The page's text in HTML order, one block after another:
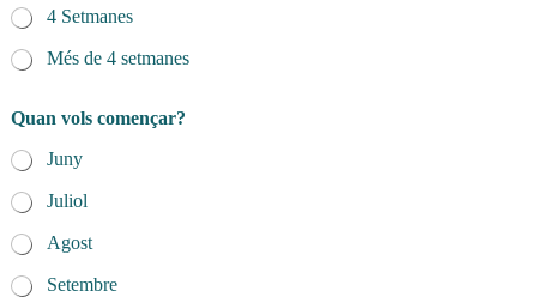
4 Setmanes
Més de 4 setmanes
Quan vols començar?
Juny
Juliol
Agost
Setembre